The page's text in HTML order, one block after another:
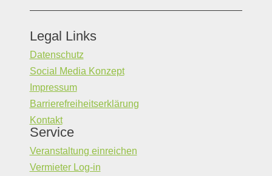
Legal Links
Datenschutz
Social Media Konzept
Impressum
Barrierefreiheitserklärung
Kontakt
Service
Veranstaltung einreichen
Vermieter Log-in